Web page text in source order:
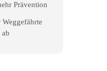
Prävention